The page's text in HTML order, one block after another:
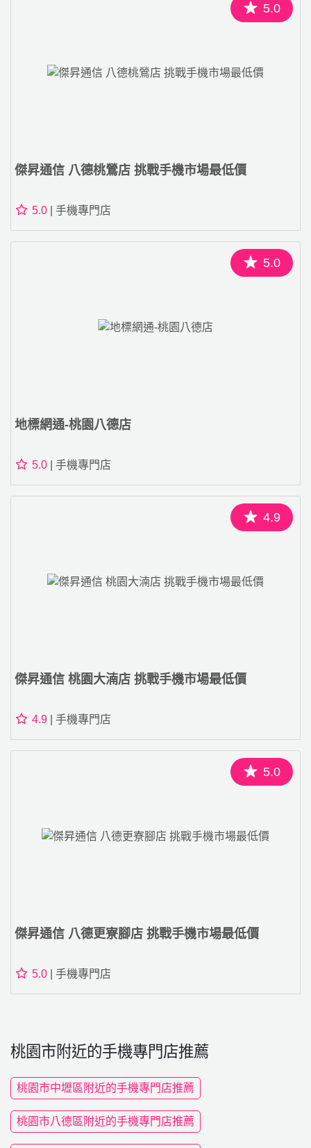
5.0
傑昇通信 八德桃鶯店 挑戰手機市場最低價
5.0 | 手機專門店
5.0
地標網通-桃園八德店
5.0 | 手機專門店
4.9
傑昇通信 桃園大湳店 挑戰手機市場最低價
4.9 | 手機專門店
5.0
傑昇通信 八德更寮腳店 挑戰手機市場最低價
5.0 | 手機專門店
桃園市附近的手機專門店推薦
桃園市中壢區附近的手機專門店推薦
桃園市八德區附近的手機專門店推薦